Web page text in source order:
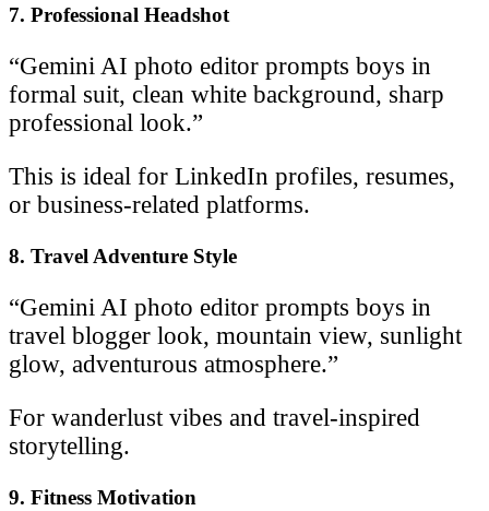
7. Professional Headshot
“Gemini AI photo editor prompts boys in
formal suit, clean white background, sharp
professional look.”
This is ideal for LinkedIn profiles, resumes,
or business-related platforms.
8. Travel Adventure Style
“Gemini AI photo editor prompts boys in
travel blogger look, mountain view, sunlight
glow, adventurous atmosphere.”
For wanderlust vibes and travel-inspired
storytelling.
9. Fitness Motivation